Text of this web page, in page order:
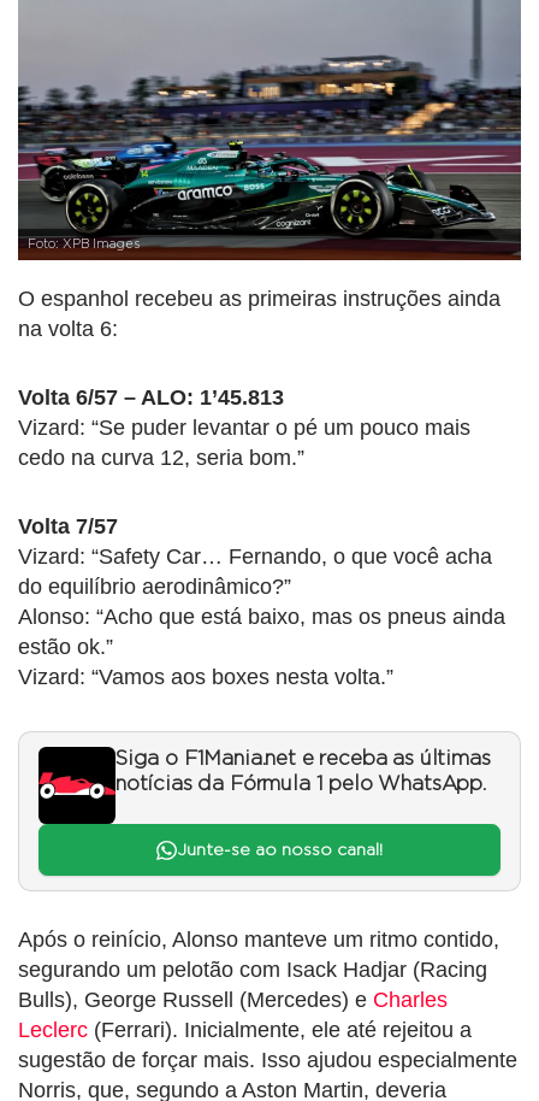
Foto: XPB Images
O espanhol recebeu as primeiras instruções ainda
na volta 6:
Volta 6/57 – ALO: 1’45.813
Vizard: “Se puder levantar o pé um pouco mais
cedo na curva 12, seria bom.”
Volta 7/57
Vizard: “Safety Car… Fernando, o que você acha
do equilíbrio aerodinâmico?”
Alonso: “Acho que está baixo, mas os pneus ainda
estão ok.”
Vizard: “Vamos aos boxes nesta volta.”
Siga o F1Mania.net e receba as últimas
notícias da Fórmula 1 pelo WhatsApp.
Junte-se ao nosso canal!
Após o reinício, Alonso manteve um ritmo contido,
segurando um pelotão com Isack Hadjar (Racing
Bulls), George Russell (Mercedes) e Charles
Leclerc (Ferrari). Inicialmente, ele até rejeitou a
sugestão de forçar mais. Isso ajudou especialmente
Norris, que, segundo a Aston Martin, deveria